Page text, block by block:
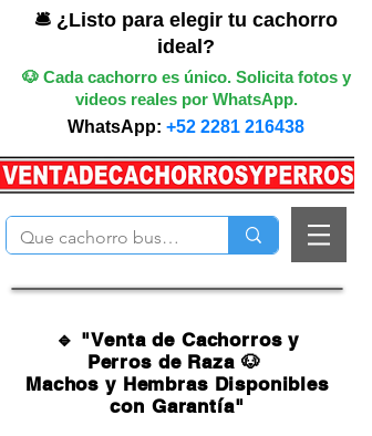
🛎️ ¿Listo para elegir tu cachorro
ideal?
🐶 Cada cachorro es único. Solicita fotos y
videos reales por WhatsApp.
WhatsApp: +52 2281 216438
🔹 "Venta de Cachorros y
Perros de Raza 🐶
Machos y Hembras Disponibles
con Garantía"